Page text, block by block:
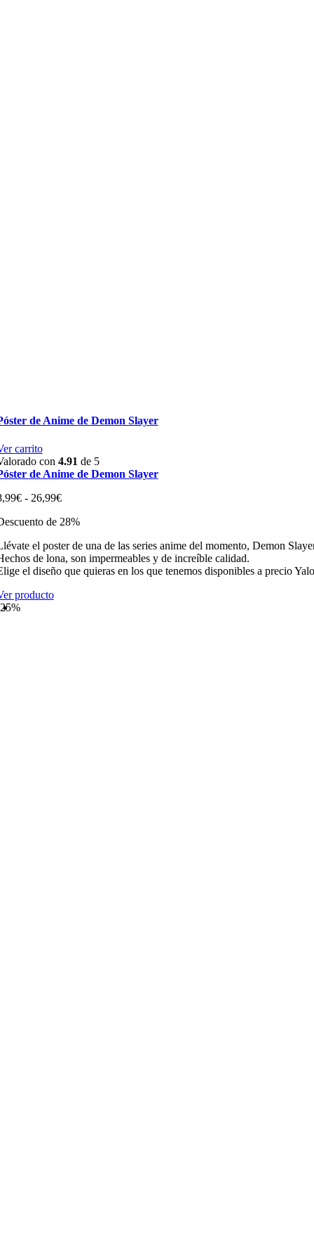
de Anime de Demon Slayer
carrito
con 4.91 de 5
de Anime de Demon Slayer
€ - 26,99€Rango
precios:
8,99€
hasta
26,99€
de 28%
el poster de una de las series anime del momento, Demon
de lona, son impermeables y de increíble calidad.
el diseño que quieras en los que tenemos disponibles a precio
producto